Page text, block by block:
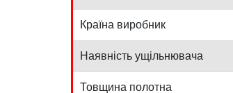
Країна виробник
Наявність ущільнювача
Товщина полотна